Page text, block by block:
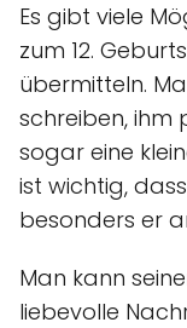
Es gibt viele
zum 12.
übermitteln.
schreiben, ihm
sogar eine
ist wichtig,
besonders er
Man kann
liebevolle